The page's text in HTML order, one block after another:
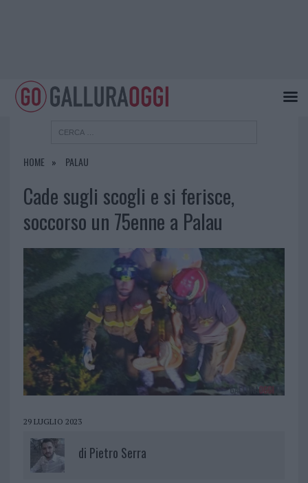
HOME PALAU
Cade sugli scogli e si ferisce,
soccorso un 75enne a Palau
29 LUGLIO 2023
di Pietro Serra